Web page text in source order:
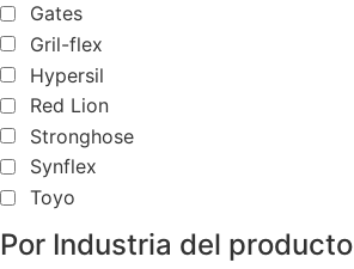
Gates
Gril-flex
Hypersil
Red Lion
Stronghose
Synflex
Toyo
Por Industria del producto